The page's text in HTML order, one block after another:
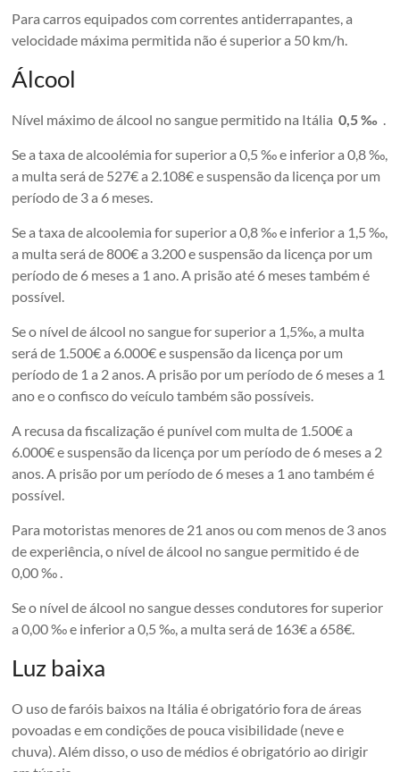
Para carros equipados com correntes antiderrapantes, a
velocidade máxima permitida não é superior a 50 km/h.
Álcool
Nível máximo de álcool no sangue permitido na Itália0,5 ‰ .
Se a taxa de alcoolémia for superior a 0,5 ‰ e inferior a 0,8 ‰,
a multa será de 527€ a 2.108€ e suspensão da licença por um
período de 3 a 6 meses.
Se a taxa de alcoolemia for superior a 0,8 ‰ e inferior a 1,5 ‰,
a multa será de 800€ a 3.200 e suspensão da licença por um
período de 6 meses a 1 ano. A prisão até 6 meses também é
possível.
Se o nível de álcool no sangue for superior a 1,5‰, a multa
será de 1.500€ a 6.000€ e suspensão da licença por um
período de 1 a 2 anos. A prisão por um período de 6 meses a 1
ano e o confisco do veículo também são possíveis.
A recusa da fiscalização é punível com multa de 1.500€ a
6.000€ e suspensão da licença por um período de 6 meses a 2
anos. A prisão por um período de 6 meses a 1 ano também é
possível.
Para motoristas menores de 21 anos ou com menos de 3 anos
de experiência, o nível de álcool no sangue permitido é de
0,00 ‰ .
Se o nível de álcool no sangue desses condutores for superior
a 0,00 ‰ e inferior a 0,5 ‰, a multa será de 163€ a 658€.
Luz baixa
O uso de faróis baixos na Itália é obrigatório fora de áreas
povoadas e em condições de pouca visibilidade (neve e
chuva). Além disso, o uso de médios é obrigatório ao dirigir